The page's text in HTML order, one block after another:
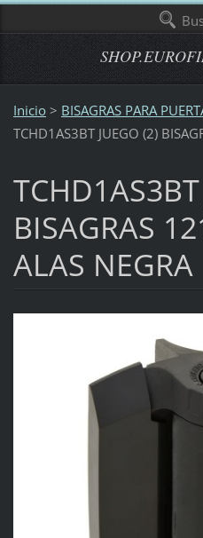
Inicio > BISAGRAS PARA
TCHD1AS3BT JUEGO (2)
BISAGRAS
ALAS NEGRA